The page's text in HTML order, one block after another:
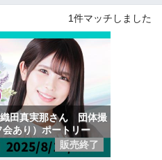
1件マッチしました
田真実那さん 団体撮
あり）ポートリー
販売終了